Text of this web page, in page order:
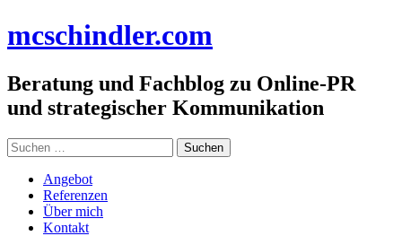
Inhalt
mcschindler.com
Beratung und Fachblog zu Online-PR
und strategischer Kommunikation
Suchen
nach:
Angebot
Referenzen
Über mich
Kontakt